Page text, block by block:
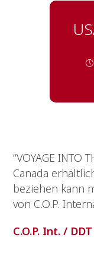
“VOYAGE INTO
Canada
beziehen kann
von C.O.P.
C.O.P. Int. /